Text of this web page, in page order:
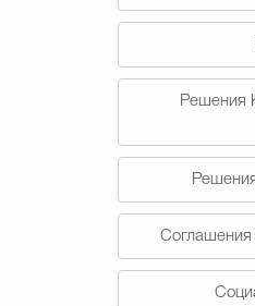
Решения
Соглашения